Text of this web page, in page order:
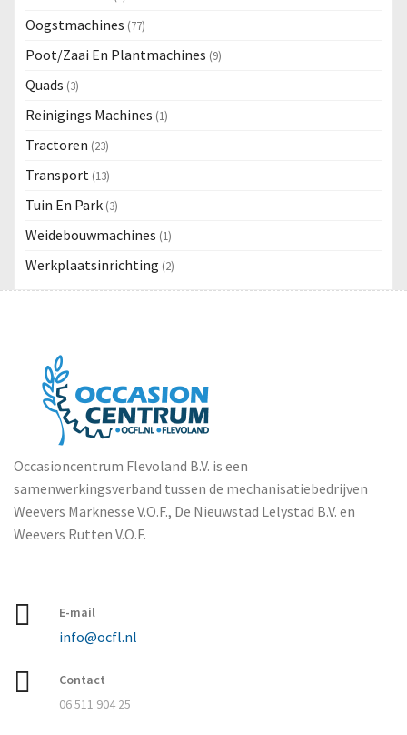
Oogstmachines (77)
Poot/Zaai En Plantmachines (9)
Quads (3)
Reinigings Machines (1)
Tractoren (23)
Transport (13)
Tuin En Park (3)
Weidebouwmachines (1)
Werkplaatsinrichting (2)
Occasioncentrum Flevoland B.V. is een
samenwerkingsverband tussen de mechanisatiebedrijven
Weevers Marknesse V.O.F., De Nieuwstad Lelystad B.V. en
Weevers Rutten V.O.F.
E-mail
info@ocfl.nl
Contact
06 511 904 25